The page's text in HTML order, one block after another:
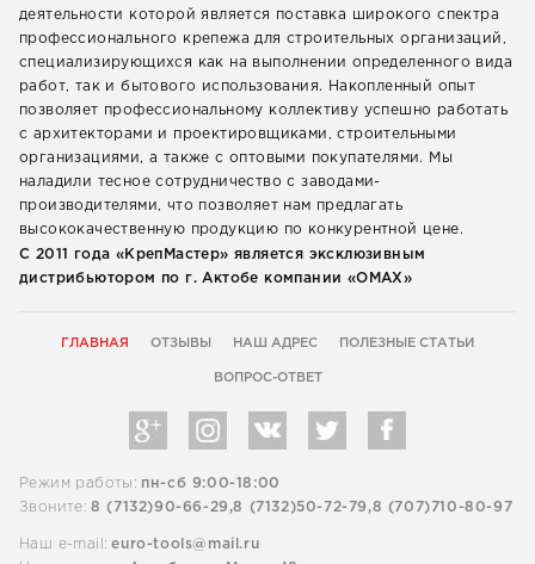
деятельности которой является поставка широкого спектра
профессионального крепежа для строительных организаций,
специализирующихся как на выполнении определенного вида
работ, так и бытового использования. Накопленный опыт
позволяет профессиональному коллективу успешно работать
с архитекторами и проектировщиками, строительными
организациями, а также с оптовыми покупателями. Мы
наладили тесное сотрудничество с заводами-
производителями, что позволяет нам предлагать
высококачественную продукцию по конкурентной цене.
С 2011 года «КрепМастер» является эксклюзивным
дистрибьютором по г. Актобе компании «ОМАХ»
ГЛАВНАЯ ОТЗЫВЫ НАШ АДРЕС ПОЛЕЗНЫЕ СТАТЬИ
ВОПРОС-ОТВЕТ
Режим работы: пн-сб 9:00-18:00
Наш e-mail: euro-tools@mail.ru
Звоните: 8 (7132)90-66-29,8 (7132)50-72-79,8 (707)710-80-97